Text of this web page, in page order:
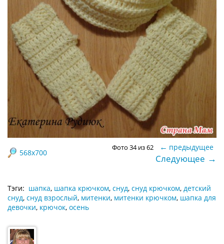
568x700
Фото 34 из 62 ← предыдущее
Следующее →
Тэги: шапка, шапка крючком, снуд, снуд крючком, детский
снуд, снуд взрослый, митенки, митенки крючком, шапка для
девочки, крючок, осень